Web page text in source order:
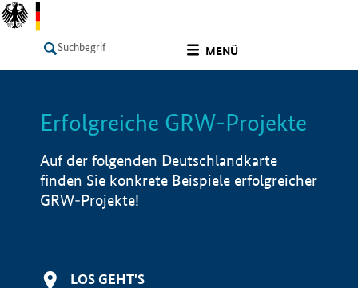
MENÜ
LISTE Info
Erfolgreiche GRW-Projekte
Auf der folgenden Deutschlandkarte
finden Sie konkrete Beispiele erfolgreicher
GRW-Projekte!
LOS GEHT'S